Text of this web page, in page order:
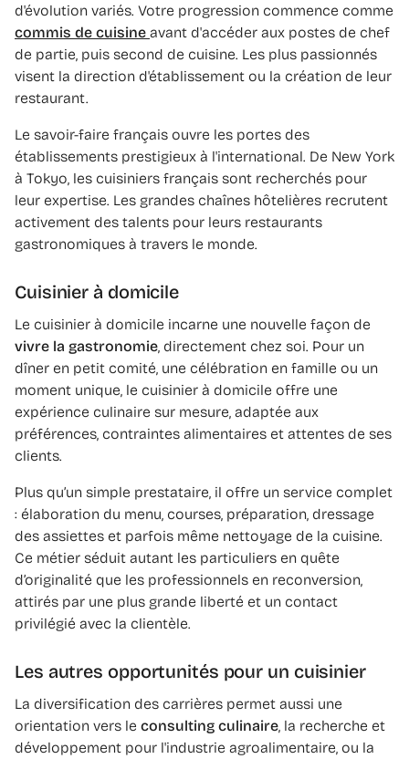
d'évolution variés. Votre progression commence comme
commis de cuisine avant d'accéder aux postes de chef
de partie, puis second de cuisine. Les plus passionnés
visent la direction d'établissement ou la création de leur
restaurant.
Le savoir-faire français ouvre les portes des
établissements prestigieux à l'international. De New York
à Tokyo, les cuisiniers français sont recherchés pour
leur expertise. Les grandes chaînes hôtelières recrutent
activement des talents pour leurs restaurants
gastronomiques à travers le monde.
Cuisinier à domicile
Le cuisinier à domicile incarne une nouvelle façon de
vivre la gastronomie, directement chez soi. Pour un
dîner en petit comité, une célébration en famille ou un
moment unique, le cuisinier à domicile offre une
expérience culinaire sur mesure, adaptée aux
préférences, contraintes alimentaires et attentes de ses
clients.
Plus qu’un simple prestataire, il offre un service complet
: élaboration du menu, courses, préparation, dressage
des assiettes et parfois même nettoyage de la cuisine.
Ce métier séduit autant les particuliers en quête
d’originalité que les professionnels en reconversion,
attirés par une plus grande liberté et un contact
privilégié avec la clientèle.
Les autres opportunités pour un cuisinier
La diversification des carrières permet aussi une
orientation vers le consulting culinaire, la recherche et
développement pour l'industrie agroalimentaire, ou la